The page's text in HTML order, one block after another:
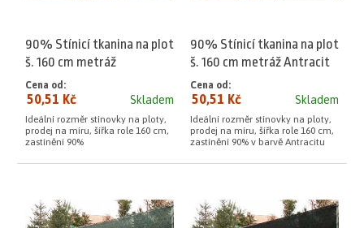
90% Stínicí tkanina na plot
š. 160 cm metráž
Skladem
Cena od:
50,51 Kč
Ideální rozměr stínovky na ploty,
prodej na míru, šířka role 160 cm,
zastínění 90%
90% Stínicí tkanina na plot
š. 160 cm metráž Antracit
Skladem
Cena od:
50,51 Kč
Ideální rozměr stínovky na ploty,
prodej na míru, šířka role 160 cm,
zastínění 90% v barvě Antracitu